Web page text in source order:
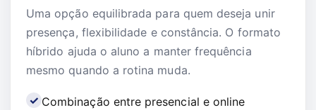
Uma opção equilibrada para quem deseja unir
presença, flexibilidade e constância. O formato
híbrido ajuda o aluno a manter frequência
mesmo quando a rotina muda.
Combinação entre presencial e online